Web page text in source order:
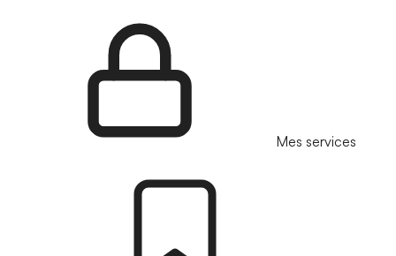
Mes services